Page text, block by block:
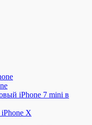
iPhone 7 mini в
X